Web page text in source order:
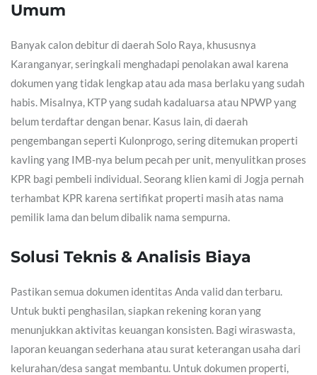
Umum
Banyak calon debitur di daerah Solo Raya, khususnya
Karanganyar, seringkali menghadapi penolakan awal karena
dokumen yang tidak lengkap atau ada masa berlaku yang sudah
habis. Misalnya, KTP yang sudah kadaluarsa atau NPWP yang
belum terdaftar dengan benar. Kasus lain, di daerah
pengembangan seperti Kulonprogo, sering ditemukan properti
kavling yang IMB-nya belum pecah per unit, menyulitkan proses
KPR bagi pembeli individual. Seorang klien kami di Jogja pernah
terhambat KPR karena sertifikat properti masih atas nama
pemilik lama dan belum dibalik nama sempurna.
Solusi Teknis & Analisis Biaya
Pastikan semua dokumen identitas Anda valid dan terbaru.
Untuk bukti penghasilan, siapkan rekening koran yang
menunjukkan aktivitas keuangan konsisten. Bagi wiraswasta,
laporan keuangan sederhana atau surat keterangan usaha dari
kelurahan/desa sangat membantu. Untuk dokumen properti,